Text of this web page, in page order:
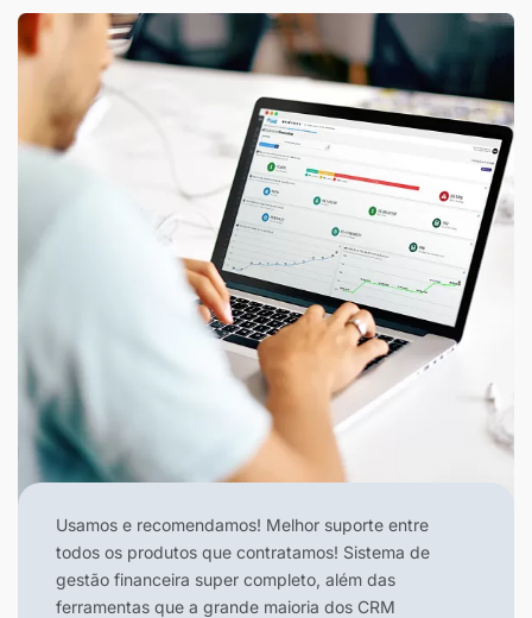
Usamos e recomendamos! Melhor suporte entre
todos os produtos que contratamos! Sistema de
gestão financeira super completo, além das
ferramentas que a grande maioria dos CRM